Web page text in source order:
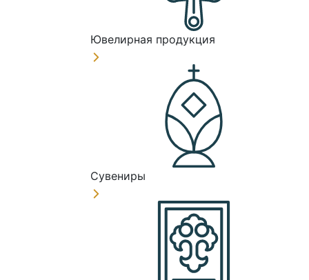
Ювелирная продукция
Сувениры